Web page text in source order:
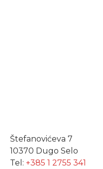
Štefanovićeva 7
10370 Dugo Selo
Tel: +385 1 2755 341